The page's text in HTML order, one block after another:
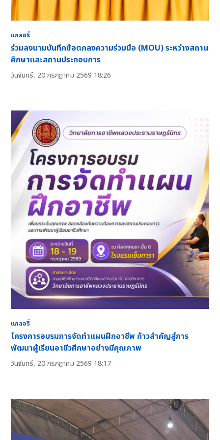
แกลอรี่
ร่วมลงนามบันทึกข้อตกลงความร่วมมือ (MOU) ระหว่างสถาน
ศึกษาและสถานประกอบการ
วันจันทร์, 20 กรกฎาคม 2569 18:26
แกลอรี่
โครงการอบรมการจัดทำแผนฝึกอาชีพ ก้าวสำคัญสู่การ
พัฒนาผู้เรียนอาชีวศึกษาอย่างมีคุณภาพ
วันจันทร์, 20 กรกฎาคม 2569 18:17